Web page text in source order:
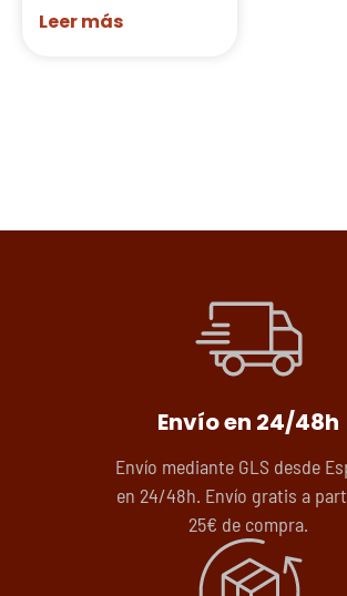
Leer más
Envío en 24/48h
Envío mediante GLS desde
en 24/48h. Envío gratis a
25€ de compra.